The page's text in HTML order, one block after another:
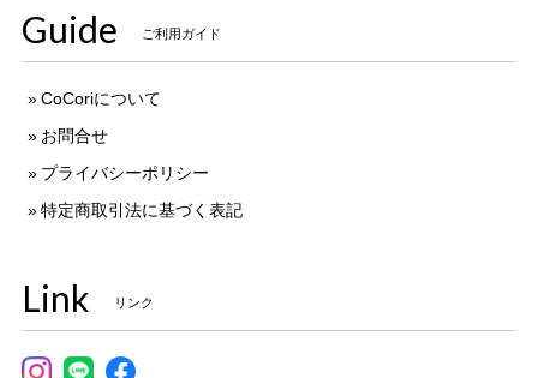
Guide ご利用ガイド
CoCoriについて
お問合せ
プライバシーポリシー
特定商取引法に基づく表記
Link リンク